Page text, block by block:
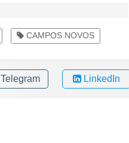
CAMPOS NOVOS
Telegram LinkedIn